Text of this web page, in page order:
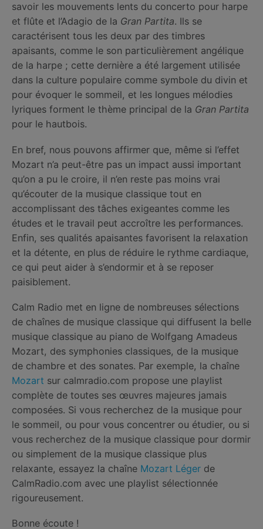
savoir les mouvements lents du concerto pour harpe
et flûte et l’Adagio de la Gran Partita. Ils se
caractérisent tous les deux par des timbres
apaisants, comme le son particulièrement angélique
de la harpe ; cette dernière a été largement utilisée
dans la culture populaire comme symbole du divin et
pour évoquer le sommeil, et les longues mélodies
lyriques forment le thème principal de la Gran Partita
pour le hautbois.
En bref, nous pouvons affirmer que, même si l’effet
Mozart n’a peut-être pas un impact aussi important
qu’on a pu le croire, il n’en reste pas moins vrai
qu’écouter de la musique classique tout en
accomplissant des tâches exigeantes comme les
études et le travail peut accroître les performances.
Enfin, ses qualités apaisantes favorisent la relaxation
et la détente, en plus de réduire le rythme cardiaque,
ce qui peut aider à s’endormir et à se reposer
paisiblement.
Calm Radio met en ligne de nombreuses sélections
de chaînes de musique classique qui diffusent la belle
musique classique au piano de Wolfgang Amadeus
Mozart, des symphonies classiques, de la musique
de chambre et des sonates. Par exemple, la chaîne
Mozart sur calmradio.com propose une playlist
complète de toutes ses œuvres majeures jamais
composées. Si vous recherchez de la musique pour
le sommeil, ou pour vous concentrer ou étudier, ou si
vous recherchez de la musique classique pour dormir
ou simplement de la musique classique plus
relaxante, essayez la chaîne Mozart Léger de
CalmRadio.com avec une playlist sélectionnée
rigoureusement.
Bonne écoute !